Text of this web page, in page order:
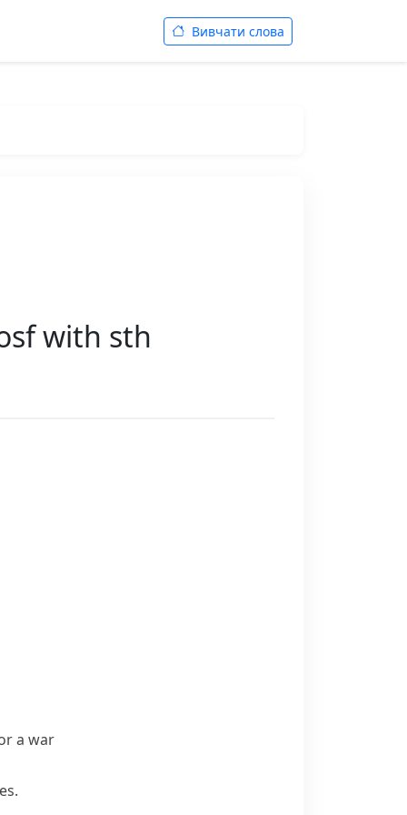
Вивчати слова
with sth
a war